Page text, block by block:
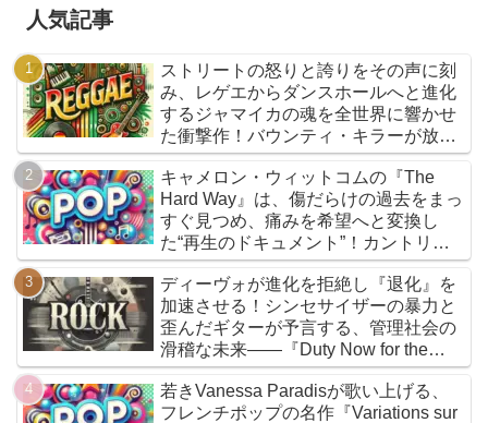
人気記事
ストリートの怒りと誇りをその声に刻
み、レゲエからダンスホールへと進化
するジャマイカの魂を全世界に響かせ
た衝撃作！バウンティ・キラーが放つ
『Bounty Killer』は、貧者の代弁者と
しての信念と、爆音でしか語れないリ
アルな真実を詰め込んだ決定的アルバ
ムだ
キャメロン・ウィットコムの『The
Hard Way』は、傷だらけの過去をまっ
すぐ見つめ、痛みを希望へと変換し
た“再生のドキュメント”！カントリー
とフォークを軸に、荒削りな衝動と繊
細な感情が交差するサウンドは、人生
の遠回りさえも価値ある物語へと昇華
していく
ディーヴォが進化を拒絶し『退化』を
加速させる！シンセサイザーの暴力と
歪んだギターが予言する、管理社会の
滑稽な未来――『Duty Now for the
Future』こそがニューウェイヴの真実
である
若きVanessa Paradisが歌い上げる、
フレンチポップの名作『Variations sur